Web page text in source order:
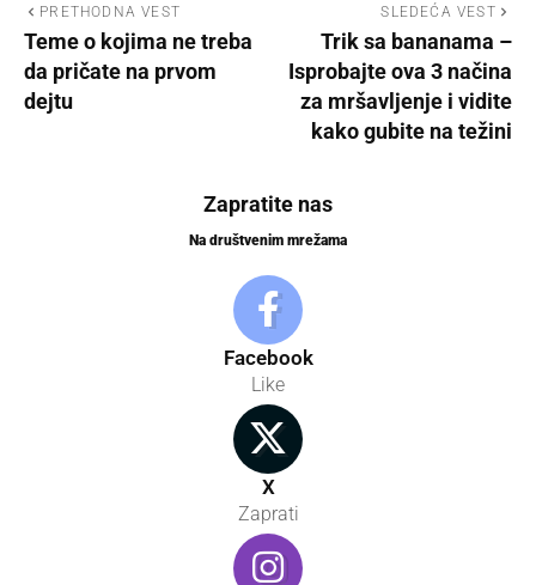
PRETHODNA VEST
Teme o kojima ne treba
da pričate na prvom
dejtu
SLEDEĆA VEST
Trik sa bananama –
Isprobajte ova 3 načina
za mršavljenje i vidite
kako gubite na težini
Zapratite nas
Na društvenim mrežama
Facebook
Like
X
Zaprati